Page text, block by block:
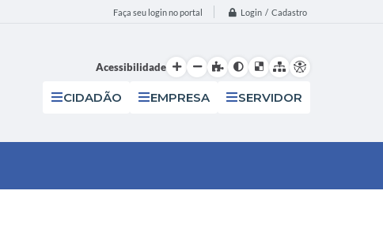
Faça seu login no portal Login / Cadastro
Acessibilidade
CIDADÃO EMPRESA SERVIDOR